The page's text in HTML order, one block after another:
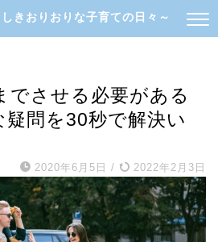
きおりおりな子育ての日々～
でさせる必要がある
問を30秒で解決い
2020年6月5日 / 2022年2月3日